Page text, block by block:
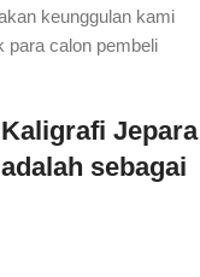
keunggulan kami
para calon pembeli
Jepara
sebagai